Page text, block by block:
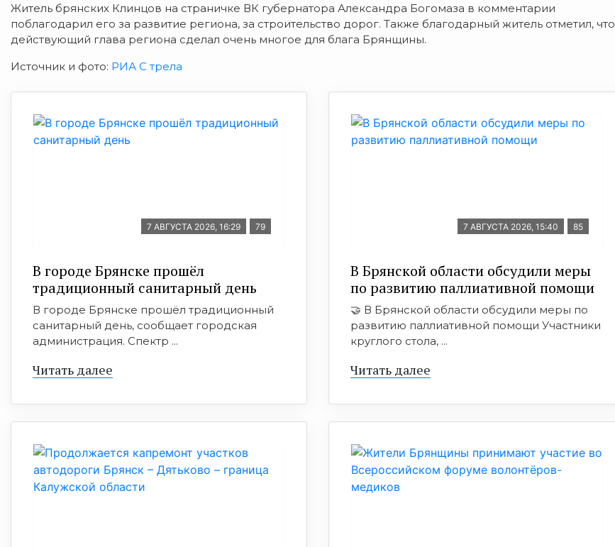
Житель брянских Клинцов на страничке ВК губернатора Александра Богомаза в комментарии
поблагодарил его за развитие региона, за строительство дорог. Также благодарный житель отметил, что
действующий глава региона сделал очень многое для блага Брянщины.
Источник и фото: РИА С трела
7 АВГУСТА 2026, 16:29 79
В городе Брянске прошёл
традиционный санитарный день
В городе Брянске прошёл традиционный
санитарный день, сообщает городская
администрация. Спектр ...
Читать далее
7 АВГУСТА 2026, 15:40 85
В Брянской области обсудили меры
по развитию паллиативной помощи
🤝 В Брянской области обсудили меры по
развитию паллиативной помощи Участники
круглого стола, ...
Читать далее